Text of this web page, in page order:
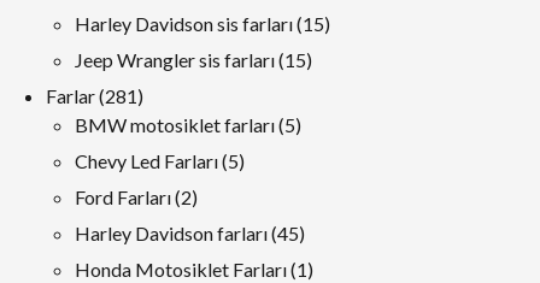
ürünler
Harley Davidson sis farları 1515
Jeep Wrangler sis farları 1515
Farlar 281281
ürünler
BMW motosiklet farları 55
Chevy Led Farları 55
Ford Farları 22
ürünler
Harley Davidson farları 4545
ürünler
Honda Motosiklet Farları 11